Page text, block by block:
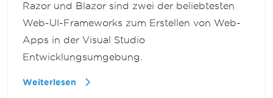
Razor und Blazor sind zwei der beliebtesten
Web-UI-Frameworks zum Erstellen von Web-
Apps in der Visual Studio
Entwicklungsumgebung.
Weiterlesen